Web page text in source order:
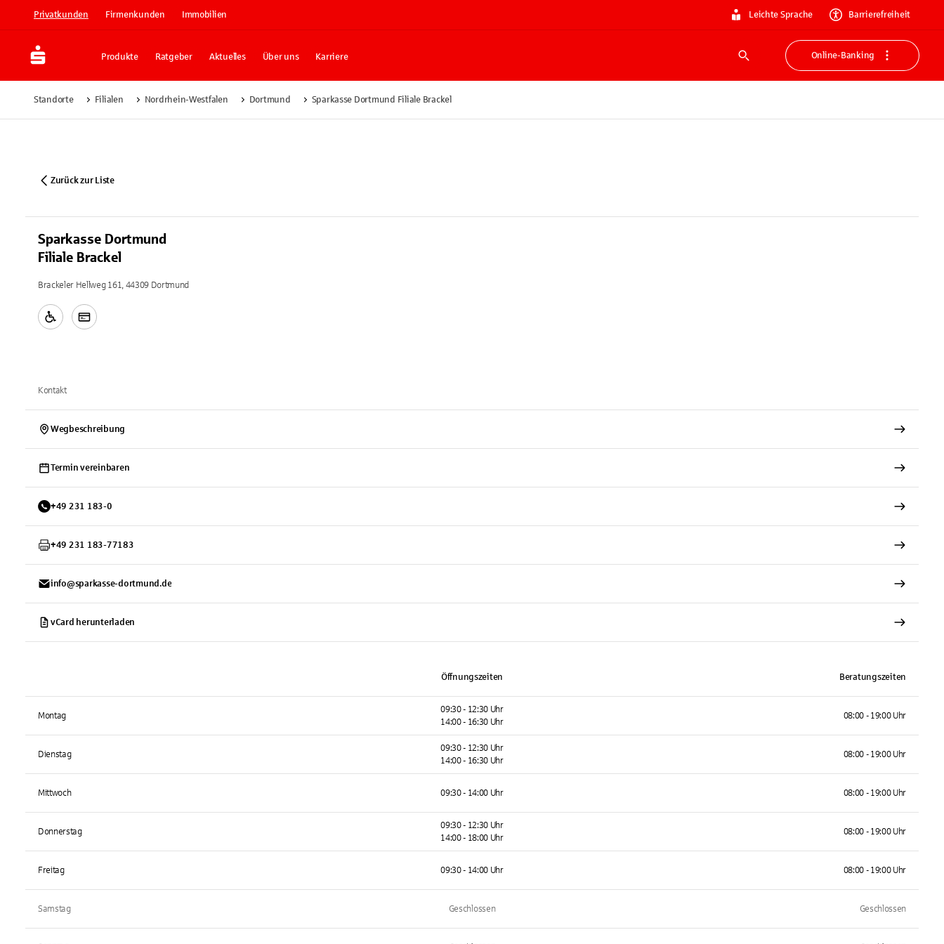
Privatkunden Firmenkunden Immobilien Leichte Sprache Barrierefreiheit
Produkte Ratgeber Aktuelles Über uns Karriere
Suche
Online-Banking
Standorte Filialen Nordrhein-Westfalen Dortmund Sparkasse Dortmund Filiale Brackel
Zurück zur Liste
Sparkasse Dortmund
Filiale Brackel
Brackeler Hellweg 161, 44309 Dortmund
Kontakt
Wegbeschreibung
Termin vereinbaren
+49 231 183-0
+49 231 183-77183
info@sparkasse-dortmund.de
vCard herunterladen
Öffnungszeiten Beratungszeiten
Montag
09:30 - 12:30 Uhr
14:00 - 16:30 Uhr
08:00 - 19:00 Uhr
Dienstag
09:30 - 12:30 Uhr
14:00 - 16:30 Uhr
08:00 - 19:00 Uhr
Mittwoch 09:30 - 14:00 Uhr 08:00 - 19:00 Uhr
Donnerstag
09:30 - 12:30 Uhr
14:00 - 18:00 Uhr
08:00 - 19:00 Uhr
Freitag 09:30 - 14:00 Uhr 08:00 - 19:00 Uhr
Samstag Geschlossen Geschlossen